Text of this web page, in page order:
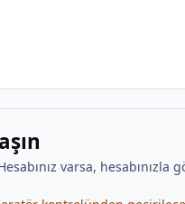
varsa, hesabınızla